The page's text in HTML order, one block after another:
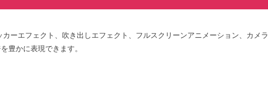
ーエフェクト、吹き出しエフェクト、フルスクリーンアニメーション、カメラ
豊かに表現できます。